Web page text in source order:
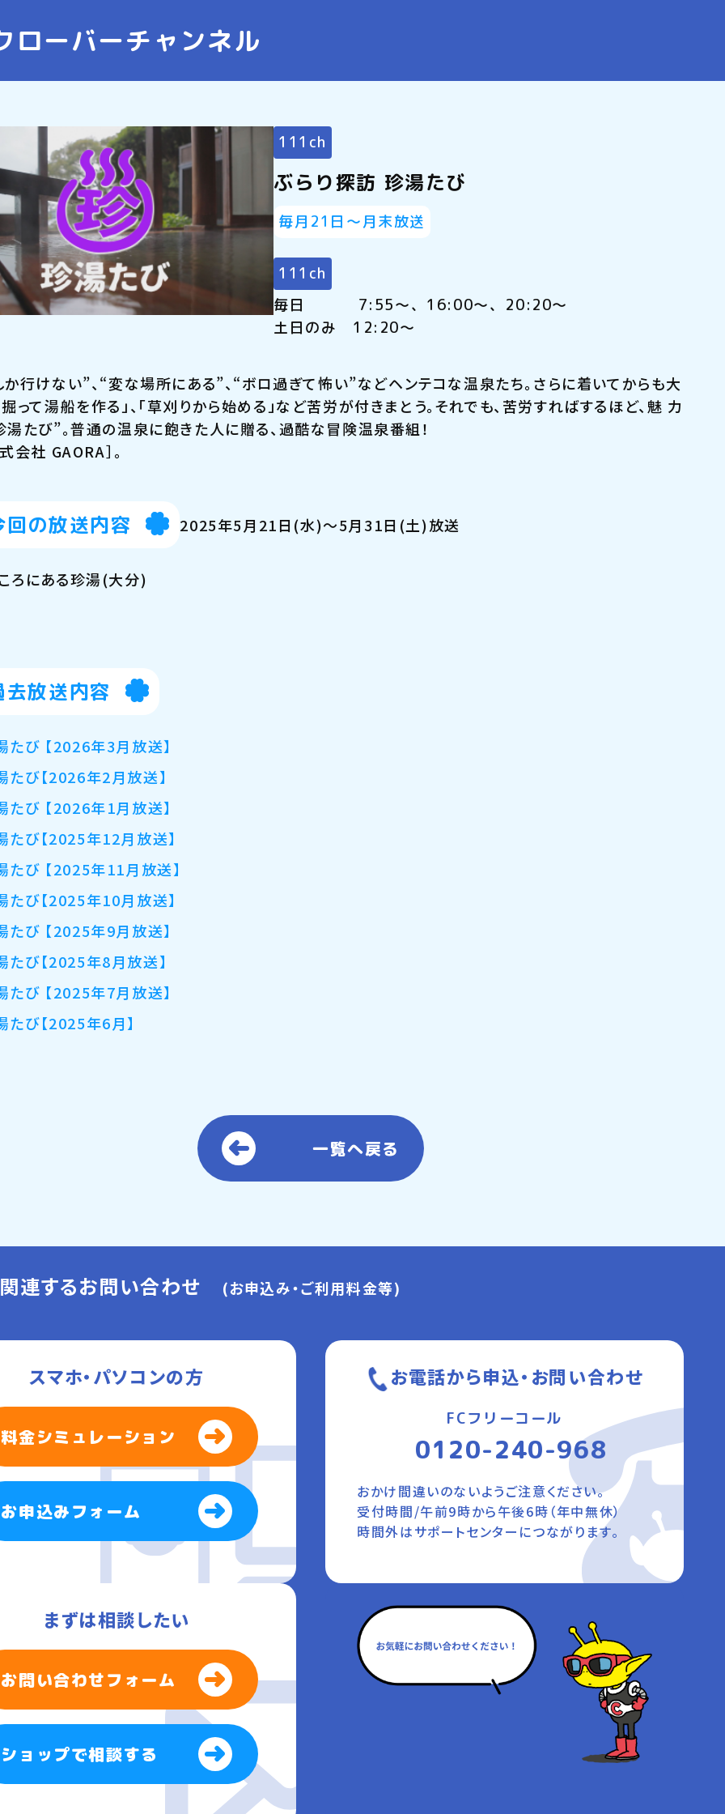
ローバーチャンネル
111ch
ぶらり探訪 珍湯たび
毎月21日～月末放送
111ch
毎日 7:55～、16:00～、20:20～
土日のみ 12:20～
行けない”、“変な場所にある”、“ボロ過ぎて怖い”などヘンテコな温泉たち。さらに着いてからも大
掘って湯船を作る」、「草刈りから始める」など苦労が付きまとう。それでも、苦労すればするほど、魅 力
湯たび”。普通の温泉に飽きた人に贈る、過酷な冒険温泉番組！
会社 GAORA］。
回の放送内容 2025年5月21日(水)～5月31日(土)放送
ろにある珍湯(大分)
去放送内容
たび 【2026年3月放送】
たび【2026年2月放送】
たび 【2026年1月放送】
たび【2025年12月放送】
たび 【2025年11月放送】
たび【2025年10月放送】
たび 【2025年9月放送】
たび【2025年8月放送】
たび 【2025年7月放送】
たび【2025年6月】
一覧へ戻る
連するお問い合わせ (お申込み・ご利用料金等)
スマホ・パソコンの方
料金シミュレーション
お申込みフォーム
お電話から申込・お問い合わせ
FCフリーコール
0120-240-968
おかけ間違いのないようご注意ください。
受付時間/午前9時から午後6時（年中無休）
時間外はサポートセンターにつながります。
まずは相談したい
お問い合わせフォーム
ショップで相談する